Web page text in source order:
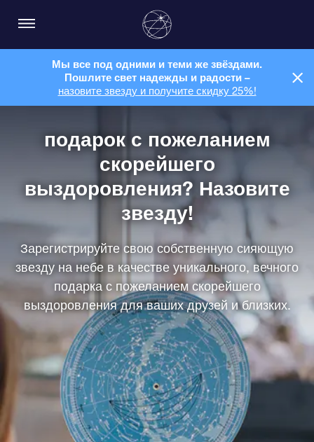
Мы все под одними и теми же звёздами.
Пошлите свет надежды и радости –
назовите звезду и получите скидку 25%!
подарок с пожеланием
скорейшего
выздоровления? Назовите
звезду!
Зарегистрируйте свою собственную сияющую
звезду на небе в качестве уникального, вечного
подарка с пожеланием скорейшего
выздоровления для ваших друзей и близких.